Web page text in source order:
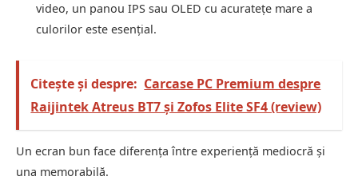
video, un panou IPS sau OLED cu acuratețe mare a
culorilor este esențial.
Citește și despre: Carcase PC Premium despre
Raijintek Atreus BT7 și Zofos Elite SF4 (review)
Un ecran bun face diferența între experiență mediocră și
una memorabilă.